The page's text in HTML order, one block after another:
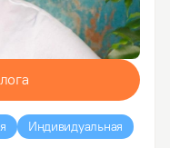
Индивидуальная